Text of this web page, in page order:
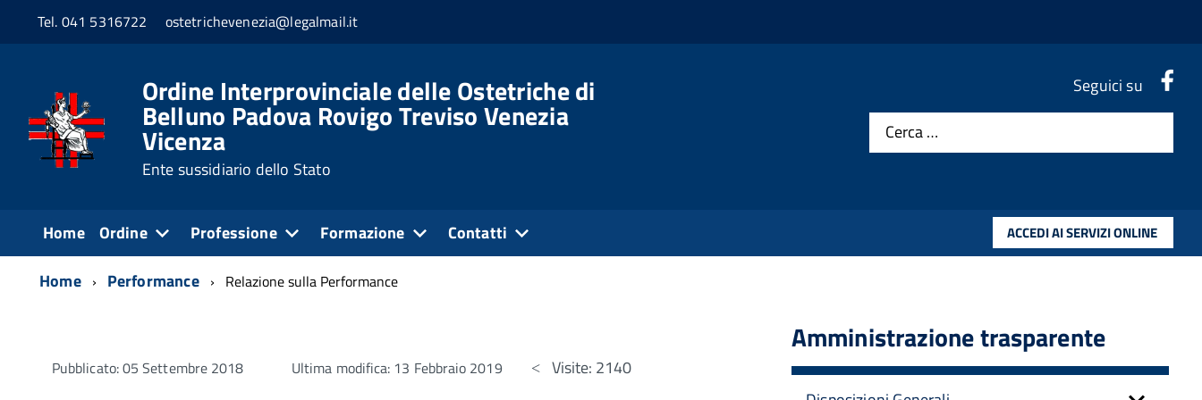
Tel. 041 5316722 ostetrichevenezia@legalmail.it
Ordine Interprovinciale delle Ostetriche di
Belluno Padova Rovigo Treviso Venezia
Vicenza
Ente sussidiario dello Stato
Seguici su .
Cerca …
ACCEDI AI SERVIZI ONLINE
Home Ordine Professione Formazione
Contatti
Home
Performance Relazione sulla Performance
Pubblicato: 05 Settembre 2018 Ultima modifica: 13 Febbraio 2019 Visite: 2140
Amministrazione trasparente